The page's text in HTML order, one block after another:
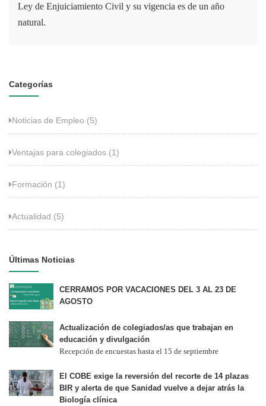
Ley de Enjuiciamiento Civil y su vigencia es de un año
natural.
Categorías
Noticias de Empleo (5)
Ventajas para colegiados (1)
Formación (1)
Actualidad (5)
Últimas Noticias
CERRAMOS POR VACACIONES DEL 3 AL 23 DE
AGOSTO
Actualización de colegiados/as que trabajan en
educación y divulgación
Recepción de encuestas hasta el 15 de septiembre
El COBE exige la reversión del recorte de 14 plazas
BIR y alerta de que Sanidad vuelve a dejar atrás la
Biología clínica